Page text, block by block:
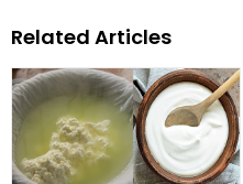
Related Articles